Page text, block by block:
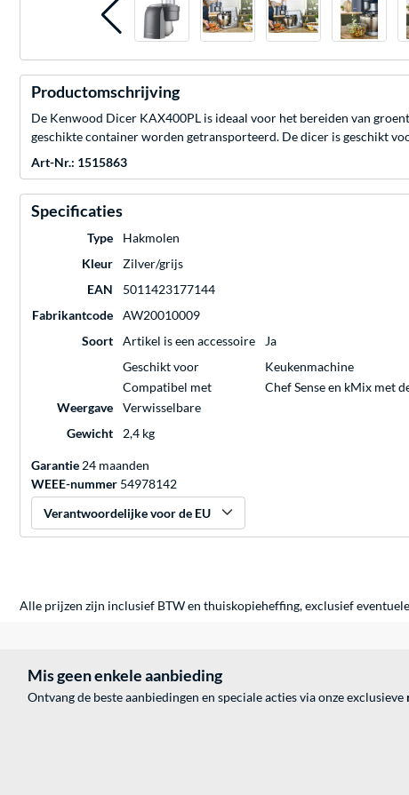
Productomschrijving
De Kenwood Dicer KAX400PL is ideaal voor het bereiden van
geschikte container worden getransporteerd. De dicer is geschikt
Art-Nr.: 1515863
Specificaties
Type
Hakmolen
Kleur
Zilver/grijs
EAN
5011423177144
Fabrikantcode
AW20010009
Soort
Artikel is een accessoire
Ja
Geschikt voor
Keukenmachine
Compatibel met
Chef Sense en kMix met
Weergave
Verwisselbare
Gewicht
2,4 kg
Garantie 24 maanden
WEEE-nummer 54978142
Verantwoordelijke voor de EU
Alle prijzen zijn inclusief BTW en thuiskopieheffing, exclusief eventuele
Mis geen enkele aanbieding
Ontvang de beste aanbiedingen en speciale acties via onze exclusieve